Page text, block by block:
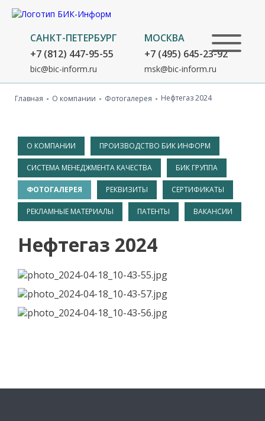
САНКТ-ПЕТЕРБУРГ
+7 (812) 447-95-55
bic@bic-inform.ru
МОСКВА
+7 (495) 645-23-92
msk@bic-inform.ru
Главная - О компании - Фотогалерея - Нефтегаз 2024
О КОМПАНИИ ПРОИЗВОДСТВО БИК ИНФОРМ
СИСТЕМА МЕНЕДЖМЕНТА КАЧЕСТВА БИК ГРУППА
ФОТОГАЛЕРЕЯ РЕКВИЗИТЫ СЕРТИФИКАТЫ
РЕКЛАМНЫЕ МАТЕРИАЛЫ ПАТЕНТЫ ВАКАНСИИ
Нефтегаз 2024